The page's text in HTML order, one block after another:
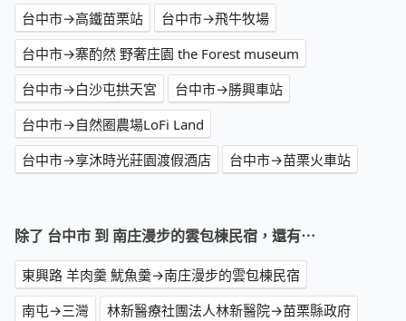
台中市→高鐵苗栗站
台中市→飛牛牧場
台中市→寨酌然 野奢庄園 the Forest museum
台中市→白沙屯拱天宮
台中市→勝興車站
台中市→自然圈農場LoFi Land
台中市→享沐時光莊園渡假酒店
台中市→苗栗火車站
除了 台中市 到 南庄漫步的雲包棟民宿，還有⋯
東興路 羊肉羹 魷魚羹→南庄漫步的雲包棟民宿
南屯→三灣
林新醫療社團法人林新醫院→苗栗縣政府